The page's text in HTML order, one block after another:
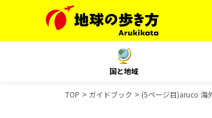
国と地域
TOP ガイドブック (5ページ目)aruco 海